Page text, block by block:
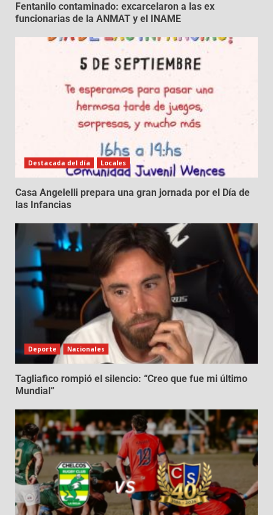
Fentanilo contaminado: excarcelaron a las ex
funcionarias de la ANMAT y el INAME
Destacada del día Locales
Casa Angelelli prepara una gran jornada por el Día de
las Infancias
Deporte Nacionales
Tagliafico rompió el silencio: “Creo que fue mi último
Mundial”